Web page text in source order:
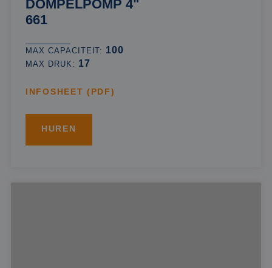
DOMPELPOMP 4"
661
MAX CAPACITEIT: 100
MAX DRUK: 17
INFOSHEET (PDF)
HUREN